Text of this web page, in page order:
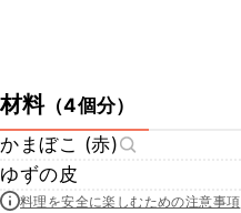
材料（4個分）
かまぼこ (赤)
ゆずの皮
料理を安全に楽しむための注意事項